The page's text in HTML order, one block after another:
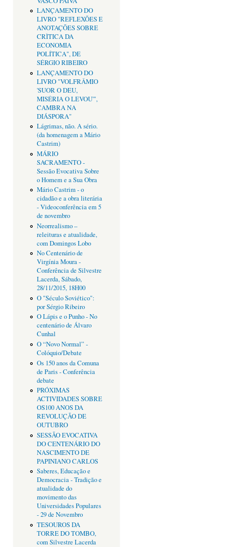
LANÇAMENTO DO
LIVRO "REFLEXÕES E
ANOTAÇÕES SOBRE
CRÌTICA DA
ECONOMIA
POLÍTICA", DE
SÉRGIO RIBEIRO
LANÇAMENTO DO
LIVRO "VOLFRÂMIO
'SUOR O DEU,
MISÉRIA O LEVOU'",
CAMBRA NA
DIÁSPORA"
Lágrimas, não. A sério.
(da homenagem a Mário
Castrim)
MÁRIO
SACRAMENTO -
Sessão Evocativa Sobre
o Homem e a Sua Obra
Mário Castrim - o
cidadão e a obra literária
- Videoconferência em 5
de novembro
Neorrealismo –
releituras e atualidade,
com Domingos Lobo
No Centenário de
Virgínia Moura -
Conferência de Silvestre
Lacerda, Sábado,
28/11/2015, 18H00
O "Século Soviético":
por Sérgio Ribeiro
O Lápis e o Punho - No
centenário de Álvaro
Cunhal
O “Novo Normal” -
Colóquio/Debate
Os 150 anos da Comuna
de Paris - Conferência
debate
PRÓXIMAS
ACTIVIDADES SOBRE
OS100 ANOS DA
REVOLUÇÃO DE
OUTUBRO
SESSÃO EVOCATIVA
DO CENTENÁRIO DO
NASCIMENTO DE
PAPINIANO CARLOS
Saberes, Educação e
Democracia - Tradição e
atualidade do
movimento das
Universidades Populares
- 29 de Novembro
TESOUROS DA
TORRE DO TOMBO,
com Silvestre Lacerda